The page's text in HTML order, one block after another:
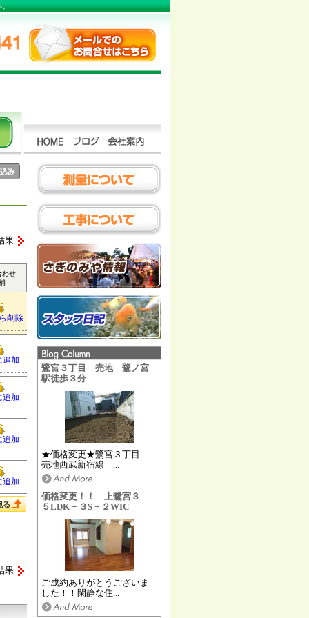
鷺宮３丁目 売地 鷺ノ宮
駅徒歩３分
★価格変更★鷺宮３丁目
売地西武新宿線 ...
価格変更！！ 上鷺宮３
５LDK + ３S + ２WIC
ご成約ありがとうございま
した！！閑静な住...
果
わせ
削除
追加
追加
追加
追加
果